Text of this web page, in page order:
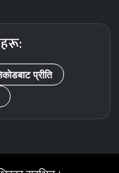
प्रीति